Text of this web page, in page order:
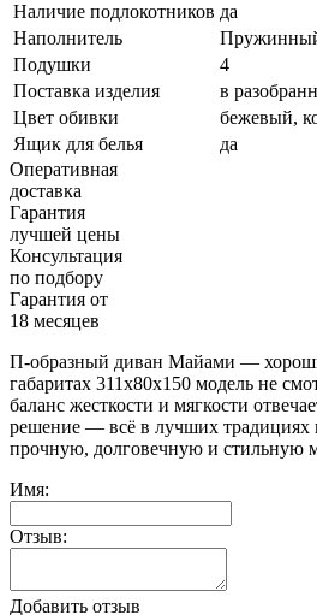
Наличие подлокотников да
Наполнитель
Подушки
4
Поставка изделия
в
Цвет обивки
бежевый,
Ящик для белья
да
Оперативная
доставка
Гарантия
лучшей цены
Консультация
по подбору
Гарантия от
18 месяцев
П-образный диван Майами —
габаритах 311х80х150 модель не
баланс жесткости и мягкости
решение — всё в лучших традициях
прочную, долговечную и стильную
Имя:
Отзыв:
Добавить отзыв